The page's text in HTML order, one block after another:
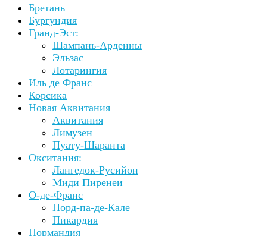
Бретань
Бургундия
Гранд-Эст:
Шампань-Арденны
Эльзас
Лотарингия
Иль де Франс
Корсика
Новая Аквитания
Аквитания
Лимузен
Пуату-Шаранта
Окситания:
Лангедок-Русийон
Миди Пиренеи
О-де-Франс
Норд-па-де-Кале
Пикардия
Нормандия